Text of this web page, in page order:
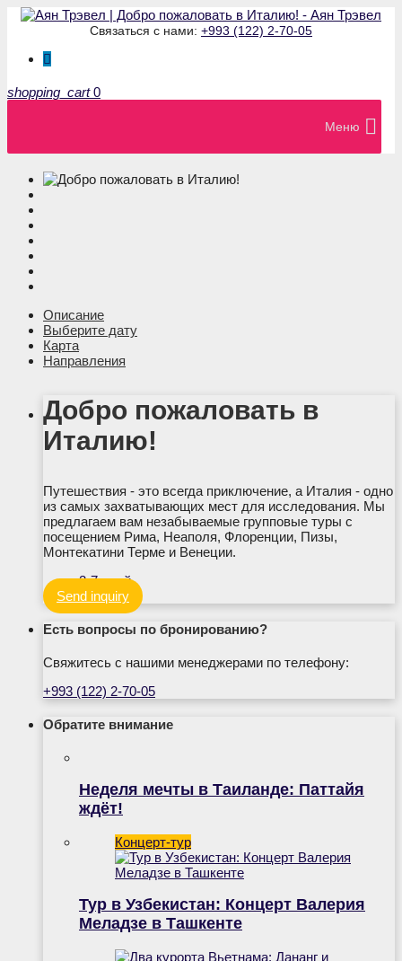
Связаться с нами: +993 (122) 2-70-05
shopping_cart 0
Меню
Описание
Выберите дату
Карта
Направления
Добро пожаловать в
Италию!
Путешествия - это всегда приключение, а Италия - одно
из самых захватывающих мест для исследования. Мы
предлагаем вам незабываемые групповые туры с
посещением Рима, Неаполя, Флоренции, Пизы,
Монтекатини Терме и Венеции.
2-7 дней
Send inquiry
Есть вопросы по бронированию?
Свяжитесь с нашими менеджерами по телефону:
+993 (122) 2-70-05
Обратите внимание
Неделя мечты в Таиланде: Паттайя
ждёт!
Концерт-тур
Тур в Узбекистан: Концерт Валерия
Меладзе в Ташкенте